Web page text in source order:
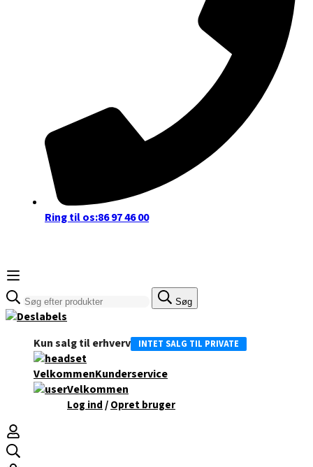
Ring til os:86 97 46 00
Søge
efter:
Søg
Kun salg til erhverv INTET SALG TIL PRIVATE
VelkommenKunderservice
Velkommen
Log ind/Opret bruger